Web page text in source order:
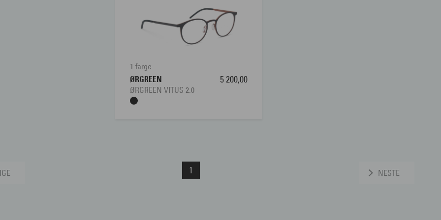
1 farge
ØRGREEN
ØRGREEN VITUS 2.0
5 200,00
1 NESTE